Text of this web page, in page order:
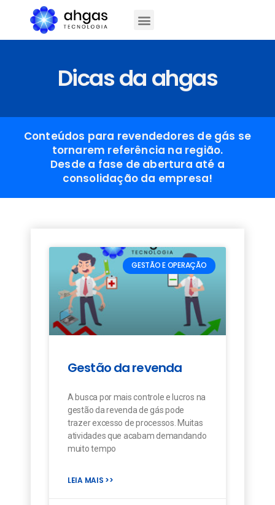
Dicas da ahgas
Conteúdos para revendedores de gás se
tornarem referência na região.
Desde a fase de abertura até a
consolidação da empresa!
GESTÃO E OPERAÇÃO
Gestão da revenda
A busca por mais controle e lucros na
gestão da revenda de gás pode
trazer excesso de processos. Muitas
atividades que acabam demandando
muito tempo
LEIA MAIS >>